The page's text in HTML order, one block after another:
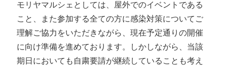
モリヤマルシェとしては、屋外でのイベントである
こと、また参加する全ての方に感染対策についてご
理解ご協力をいただきながら、現在予定通りの開催
に向け準備を進めております。しかしながら、当該
期日においても自粛要請が継続していることも考え